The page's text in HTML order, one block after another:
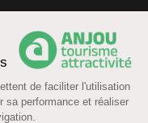
de faciliter l'utilisation
sa performance et réaliser
Fonctionnement du site
-Cookies
conforme